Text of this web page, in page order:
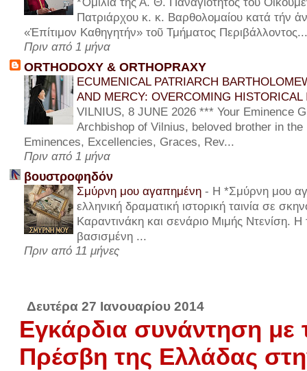
Πατριάρχου κ. κ. Βαρθολομαίου κατά τήν
«Ἐπίτιμον Καθηγητήν» τοῦ Τμήματος Περιβάλλοντος...
Πριν από 1 μήνα
ORTHODOXY & ORTHOPRAXY
ECUMENICAL PATRIARCH
AND MERCY: OVERCOMING HISTORICAL
VILNIUS, 8 JUNE 2026 *** Your Eminence
Archbishop of Vilnius, beloved brother in the
Eminences, Excellencies, Graces, Rev...
Πριν από 1 μήνα
βουστροφηδόν
Σμύρνη μου αγαπημένη - Η *Σμύρνη μου
ελληνική δραματική ιστορική ταινία σε
Καραντινάκη και σενάριο Μιμής Ντενίση. Η
βασισμένη ...
Πριν από 11 μήνες
Δευτέρα 27 Ιανουαρίου 2014
Εγκάρδια συνάντηση με
Πρέσβη της Ελλάδας